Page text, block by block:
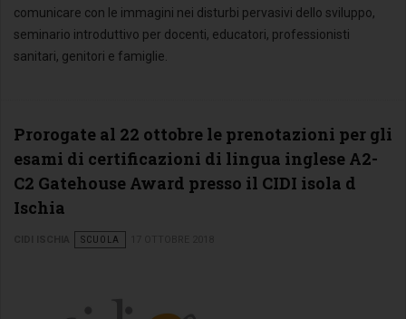
comunicare con le immagini nei disturbi pervasivi dello sviluppo,
seminario introduttivo per docenti, educatori, professionisti
sanitari, genitori e famiglie.
Prorogate al 22 ottobre le prenotazioni per gli
esami di certificazioni di lingua inglese A2-
C2 Gatehouse Award presso il CIDI isola d
Ischia
SCUOLA